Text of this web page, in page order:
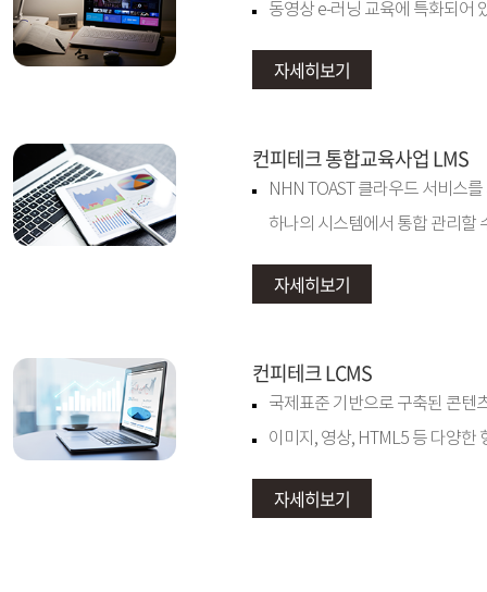
동영상 e-러닝 교육에 특화되어
자세히보기
컨피테크 통합교육사업 LMS
NHN TOAST 클라우드 서비스
하나의 시스템에서 통합 관리할
자세히보기
컨피테크 LCMS
국제표준 기반으로 구축된 콘텐
이미지, 영상, HTML5 등 다양한
자세히보기